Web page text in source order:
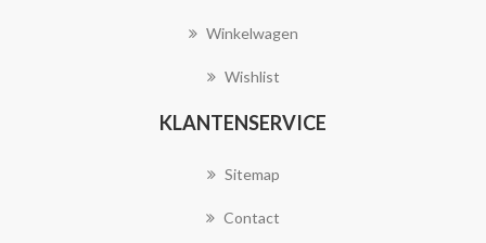
Winkelwagen
Wishlist
KLANTENSERVICE
Sitemap
Contact